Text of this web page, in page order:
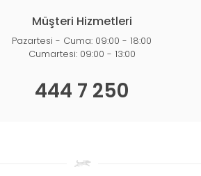
Müşteri Hizmetleri
Pazartesi - Cuma: 09:00 - 18:00
Cumartesi: 09:00 - 13:00
444 7 250